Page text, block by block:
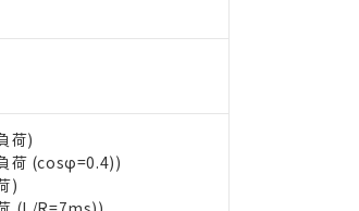
荷)
荷 (cosφ=0.4))
)
）の非含有に対応した製品が提供可能な商品で
の非含有に対応した製品に切り替える予定のある
質）の非含有に非対応の商品で、対応品を出す予
質）の非含有の対応状況を調査中または確認中の
、有害物質有無と関係のない商品です。